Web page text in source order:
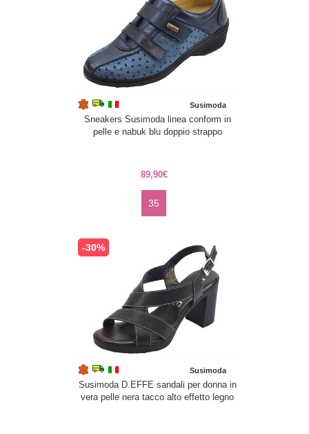
Susimoda
Sneakers Susimoda linea conform in
pelle e nabuk blu doppio strappo
89,90€
35
-30%
Susimoda
Susimoda D.EFFE sandali per donna in
vera pelle nera tacco alto effetto legno